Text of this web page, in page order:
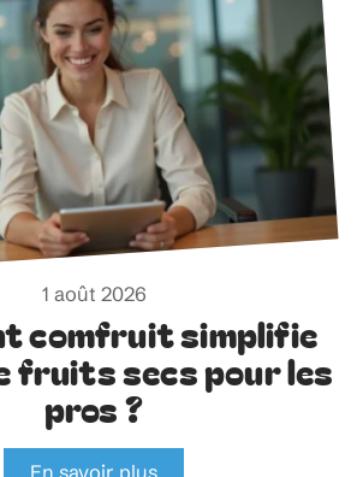
1 août 2026
comfruit simplifie
fruits secs pour les
pros ?